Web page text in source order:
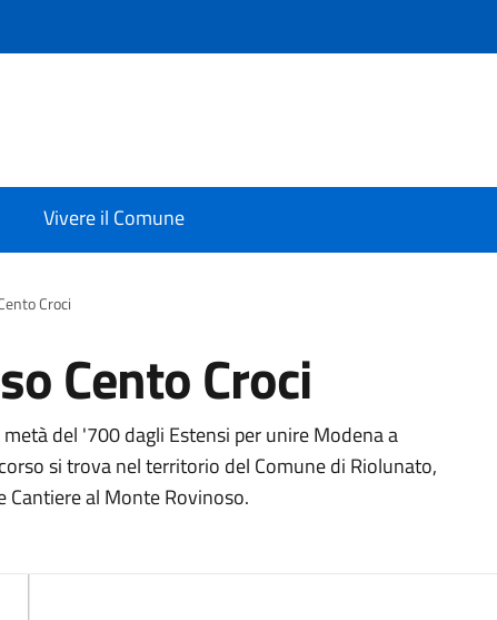
Vivere il Comune
Croci
Cento Croci
del '700 dagli Estensi per unire Modena a
si trova nel territorio del Comune di Riolunato,
al Monte Rovinoso.